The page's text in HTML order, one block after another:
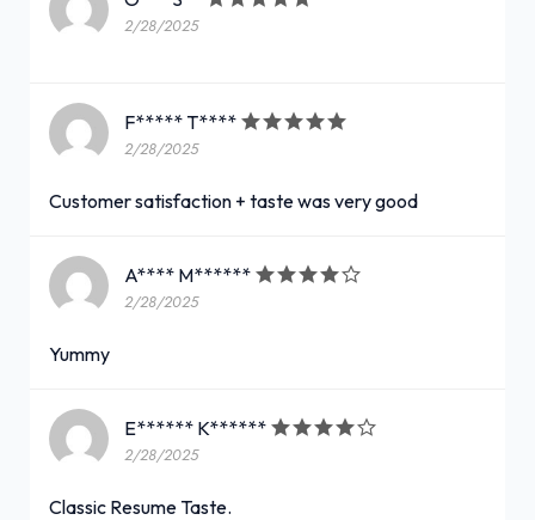
2/28/2025
F***** T****
2/28/2025
Customer satisfaction + taste was very good
A**** M******
2/28/2025
Yummy
E****** K******
2/28/2025
Classic Resume Taste.